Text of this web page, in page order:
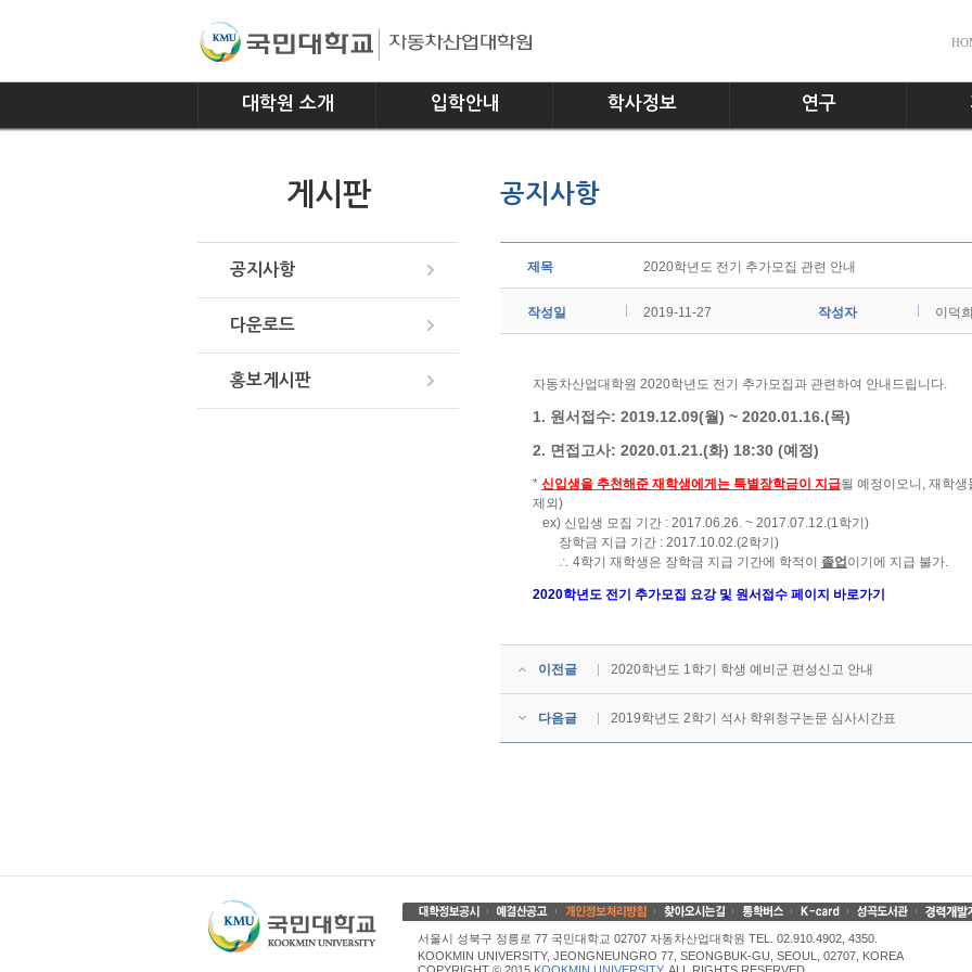
대학원 소개 입학안내 학사정보
교과과정
연구
게시판
공지사항
다운로드
홍보게시판
공지사항
제목 2020학년도 전기 추가모집 관련 안내
작성일 2019-11-27 작성자 이덕
자동차산업대학원 2020학년도 전기 추가모집과 관련하여 안내드립니다.
1. 원서접수: 2019.12.09(월) ~ 2020.01.16.(목)
2. 면접고사: 2020.01.21.(화) 18:30 (예정)
* 신입생을 추천해준 재학생에게는 특별장학금이 지급될 예정이오니, 재학
제외)
ex) 신입생 모집 기간 : 2017.06.26. ~ 2017.07.12.(1학기)
장학금 지급 기간 : 2017.10.02.(2학기)
∴ 4학기 재학생은 장학금 지급 기간에 학적이 졸업 이기에 지급 불가.
2020학년도 전기 추가모집 요강및 원서접수 페이지 바로가기
이전글 2020학년도 1학기 학생 예비군 편성신고 안내
다음글 2019학년도 2학기 석사 학위청구논문 심사시간표
서울시 성북구 정릉로 77 국민대학교 02707 자동차산업대학원 TEL. 02.910.4902, 4350.
KOOKMIN UNIVERSITY, JEONGNEUNGRO 77, SEONGBUK-GU, SEOUL, 02707, KOREA